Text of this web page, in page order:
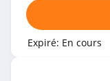
Expiré: En cours